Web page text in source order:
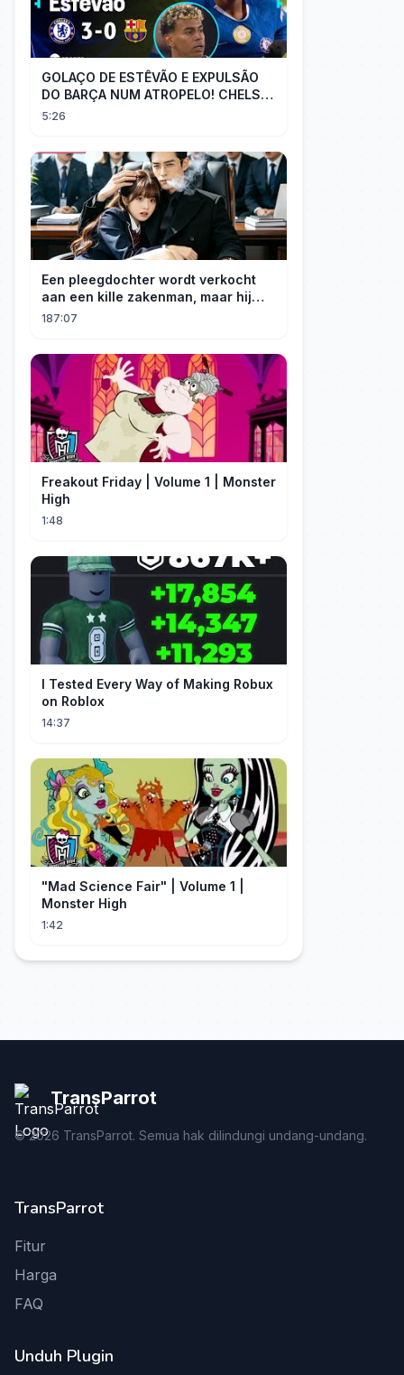
GOLAÇO DE ESTÊVÃO E EXPULSÃO
DO BARÇA NUM ATROPELO! CHELSEA
3X0 BARCELONA - MELHORES
5:26
Een pleegdochter wordt verkocht
aan een kille zakenman, maar hij
wordt verliefd op haar en neemt
187:07
Freakout Friday | Volume 1 | Monster
High
1:48
I Tested Every Way of Making Robux
on Roblox
14:37
"Mad Science Fair" | Volume 1 |
Monster High
1:42
TransParrot
©2026 TransParrot. Semua hak dilindungi undang-undang.
TransParrot
Fitur
Harga
FAQ
Unduh Plugin